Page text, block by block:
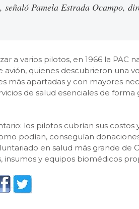
señaló Pamela Estrada Ocampo,
a varios pilotos, en 1966 la PAC
quienes descubrieron una
más apartadas y con mayores
de salud esenciales de
los pilotos cubrían sus
podían, conseguían
en salud más grande de
y equipos biomédicos